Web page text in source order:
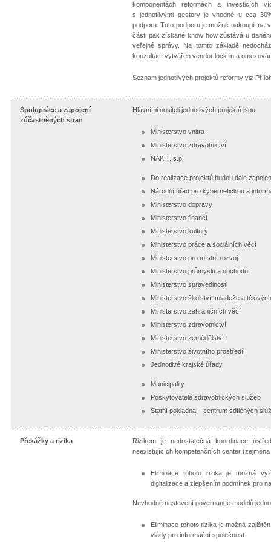
komponentách reformách a investicích
s jednotlivými gestory je vhodné u cca
podporu. Tuto podporu je možné nakoupit na
části pak získané know how zůstává u
veřejné správy. Na tomto základě
konzultací vytvářen vendor lock-in a
Seznam jednotlivých projektů reformy viz
Spolupráce a zapojení
zúčastněných stran
Hlavními nositeli jednotlivých projektů jsou:
Ministerstvo vnitra
Ministerstvo zdravotnictví
NAKIT, s.p.
Do realizace projektů budou dále
Národní úřad pro kybernetickou a
Ministerstvo dopravy
Ministerstvo financí
Ministerstvo kultury
Ministerstvo práce a sociálních věcí
Ministerstvo pro místní rozvoj
Ministerstvo průmyslu a obchodu
Ministerstvo spravedlnosti
Ministerstvo školství, mládeže a
Ministerstvo zahraničních věcí
Ministerstvo zdravotnictví
Ministerstvo zemědělství
Ministerstvo životního prostředí
Jednotlivé krajské úřady
Municipality
Poskytovatelé zdravotnických služeb
Státní pokladna – centrum sdílených
Překážky a rizika
Rizikem je nedostatečná koordinace
neexistujících kompetenčních center
Eliminace tohoto rizika je možná
digitalizace a zlepšením podmínek pro
Nevhodné nastavení governance modelů
Eliminace tohoto rizika je možná
vlády pro informační společnost.